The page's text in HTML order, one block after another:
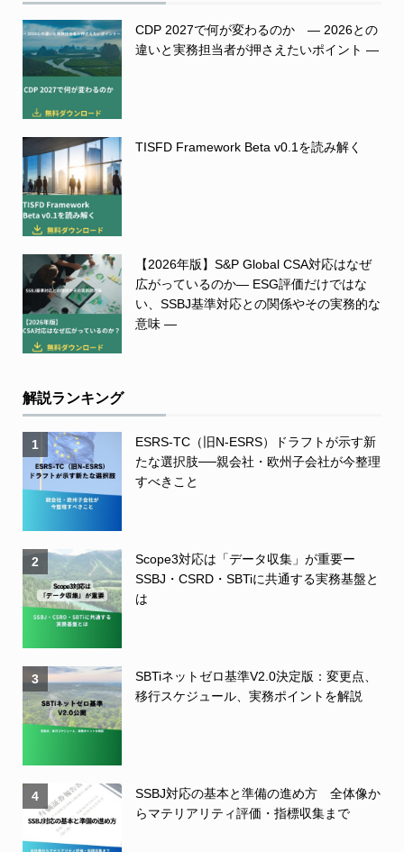
CDP 2027で何が変わるのか ― 2026との
違いと実務担当者が押さえたいポイント ―
TISFD Framework Beta v0.1を読み解く
【2026年版】S&P Global CSA対応はなぜ
広がっているのか― ESG評価だけではな
い、SSBJ基準対応との関係やその実務的な
意味 ―
解説ランキング
1
ESRS-TC（旧N-ESRS）ドラフトが示す新
たな選択肢──親会社・欧州子会社が今整理
すべきこと
2
Scope3対応は「データ収集」が重要ー
SSBJ・CSRD・SBTiに共通する実務基盤と
は
3
SBTiネットゼロ基準V2.0決定版：変更点、
移行スケジュール、実務ポイントを解説
4
SSBJ対応の基本と準備の進め方 全体像か
らマテリアリティ評価・指標収集まで